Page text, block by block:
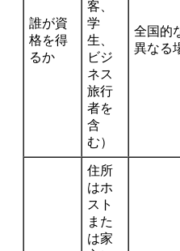
誰が資
格を得
るか
客、
学
生、
ビジ
ネス
旅行
者を
含
む）
全国的
異なる
住所
はホ
スト
また
は家